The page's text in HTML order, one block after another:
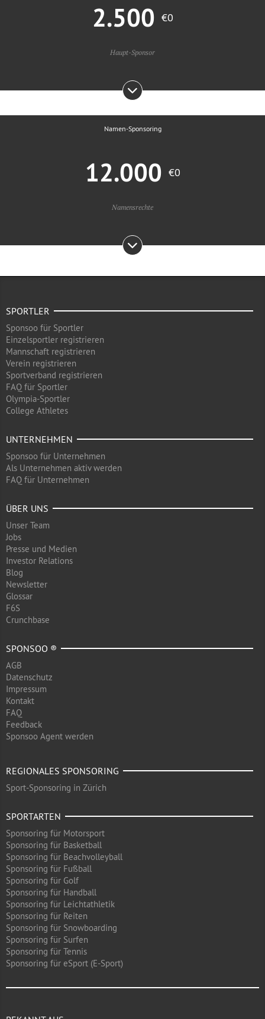
2.500 €0
Haupt-Sponsor
Namen-Sponsoring
12.000 €0
Namensrechte
SPORTLER
Sponsoo für Sportler
Einzelsportler registrieren
Mannschaft registrieren
Verein registrieren
Sportverband registrieren
FAQ für Sportler
Olympia-Sportler
College Athletes
UNTERNEHMEN
Sponsoo für Unternehmen
Als Unternehmen aktiv werden
FAQ für Unternehmen
ÜBER UNS
Unser Team
Jobs
Presse und Medien
Investor Relations
Blog
Newsletter
Glossar
F6S
Crunchbase
SPONSOO ®
AGB
Datenschutz
Impressum
Kontakt
FAQ
Feedback
Sponsoo Agent werden
REGIONALES SPONSORING
Sport-Sponsoring in Zürich
SPORTARTEN
Sponsoring für Motorsport
Sponsoring für Basketball
Sponsoring für Beachvolleyball
Sponsoring für Fußball
Sponsoring für Golf
Sponsoring für Handball
Sponsoring für Leichtathletik
Sponsoring für Reiten
Sponsoring für Snowboarding
Sponsoring für Surfen
Sponsoring für Tennis
Sponsoring für eSport (E-Sport)